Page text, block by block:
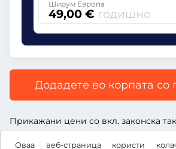
Оваа веб-страница користи
Ширум Европа
49,00 € годишно
Додадете во корпата со
Прикажани цени со вкл. законска
вкл. надоместок за услуга и вкл.